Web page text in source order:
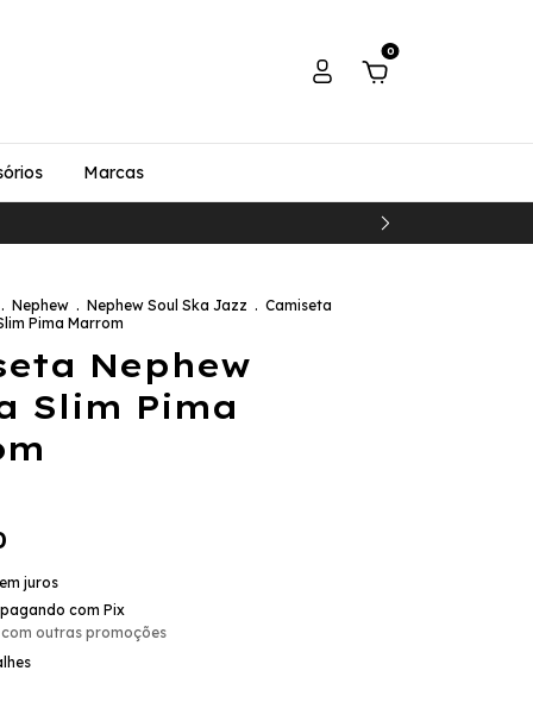
0
Marcas
. Nephew . Nephew Soul Ska Jazz . Camiseta
Pima Marrom
Nephew
Slim Pima
juros
com Pix
outras promoções